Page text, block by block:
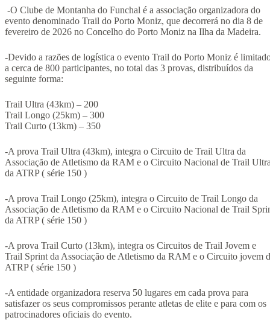
-O Clube de Montanha do Funchal é a associação organizadora do
evento denominado Trail do Porto Moniz, que decorrerá no dia 8 de
fevereiro de 2026 no Concelho do Porto Moniz na Ilha da Madeira.
-Devido a razões de logística o evento Trail do Porto Moniz é
a cerca de 800 participantes, no total das 3 provas, distribuídos da
seguinte forma:
Trail Ultra (43km) – 200
Trail Longo (25km) – 300
Trail Curto (13km) – 350
-A prova Trail Ultra (43km), integra o Circuito de Trail Ultra da
Associação de Atletismo da RAM e o Circuito Nacional de Trail
da ATRP ( série 150 )
-A prova Trail Longo (25km), integra o Circuito de Trail Longo da
Associação de Atletismo da RAM e o Circuito Nacional de Trail
da ATRP ( série 150 )
-A prova Trail Curto (13km), integra os Circuitos de Trail Jovem e
Trail Sprint da Associação de Atletismo da RAM e o Circuito jovem
ATRP ( série 150 )
-A entidade organizadora reserva 50 lugares em cada prova para
satisfazer os seus compromissos perante atletas de elite e para com os
patrocinadores oficiais do evento.